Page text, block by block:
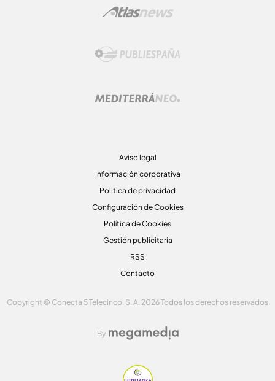
Aviso legal
Información corporativa
Politica de privacidad
Configuración de Cookies
Política de Cookies
Gestión publicitaria
RSS
Contacto
Copyright © Conecta 5 Telecinco, S. A. 2026 Todos los derechos reservados
By